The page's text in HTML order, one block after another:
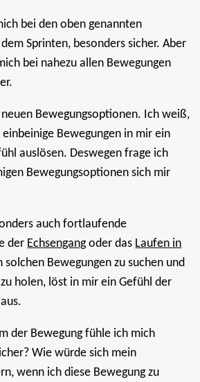
bei den oben genannten
Sprinten, besonders sicher. Aber
bei nahezu allen Bewegungen
Bewegungsoptionen. Ich weiß,
Bewegungen in mir ein
auslösen. Deswegen frage ich
Bewegungsoptionen sich mir
auch fortlaufende
der Echsengangoder das Laufen in
solchen Bewegungen zu suchen und
holen, löst in mir ein Gefühl der
der Bewegung fühle ich mich
Wie würde sich mein
wenn ich diese Bewegung zu